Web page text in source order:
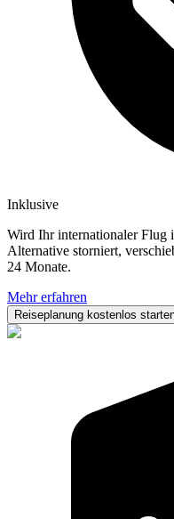
Inklusive
Wird Ihr internationaler Flug
Alternative storniert,
24 Monate.
Mehr erfahren
Reiseplanung kostenlos